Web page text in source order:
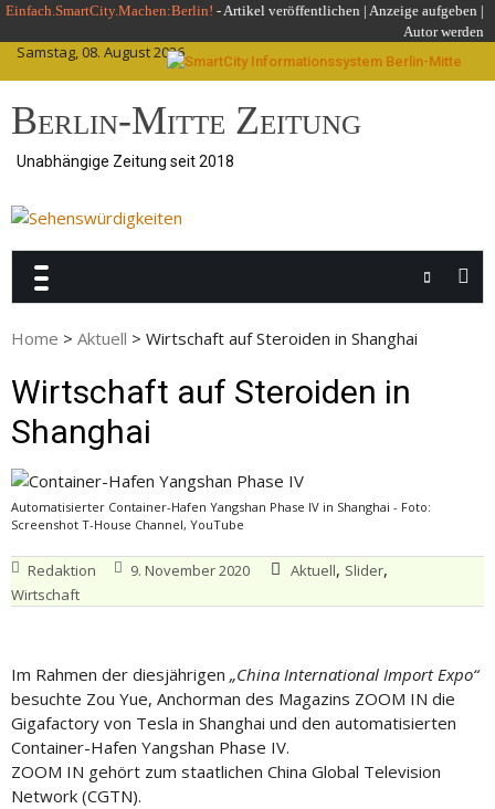
Skip
content
Einfach.SmartCity.Machen:Berlin! -Artikel veröffentlichen | Anzeige aufgeben |
Autor werden
Samstag, 08. August 2026
Berlin-Mitte Zeitung
Unabhängige Zeitung seit 2018
Home > Aktuell > Wirtschaft auf Steroiden in Shanghai
Wirtschaft auf Steroiden in
Shanghai
Automatisierter Container-Hafen Yangshan Phase IV in Shanghai - Foto:
Screenshot T-House Channel, YouTube
Redaktion 9. November 2020 Aktuell, Slider,
Wirtschaft
Im Rahmen der diesjährigen „China International Import Expo“
besuchte Zou Yue, Anchorman des Magazins ZOOM IN die
Gigafactory von Tesla in Shanghai und den automatisierten
Container-Hafen Yangshan Phase IV.
ZOOM IN gehört zum staatlichen China Global Television
Network (CGTN).